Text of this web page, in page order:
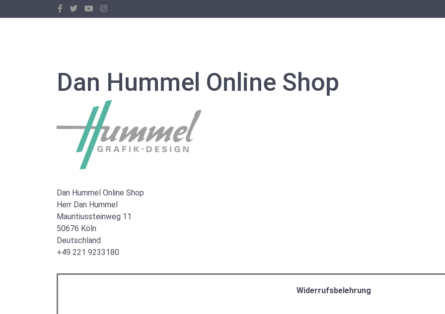
Dan Hummel Online Shop
Dan Hummel Online Shop
Herr Dan Hummel
Mauritiussteinweg 11
50676 Köln
Deutschland
+49 221 9233180
Widerrufsbelehrung